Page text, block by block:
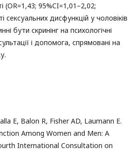
(OR=1,43; 95%CI=1,01–2,02;
дисфункцій у чоловіків
бути скринінг на психологічні
і допомога, спрямовані на
E, Balon R, Fisher AD, Laumann E.
Among Women and Men: A
International Consultation on